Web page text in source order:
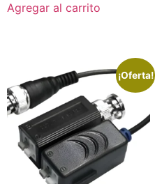
Agregar al carrito
¡Oferta!